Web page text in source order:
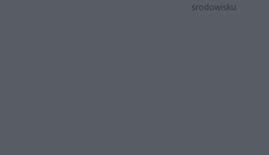
środowisku.